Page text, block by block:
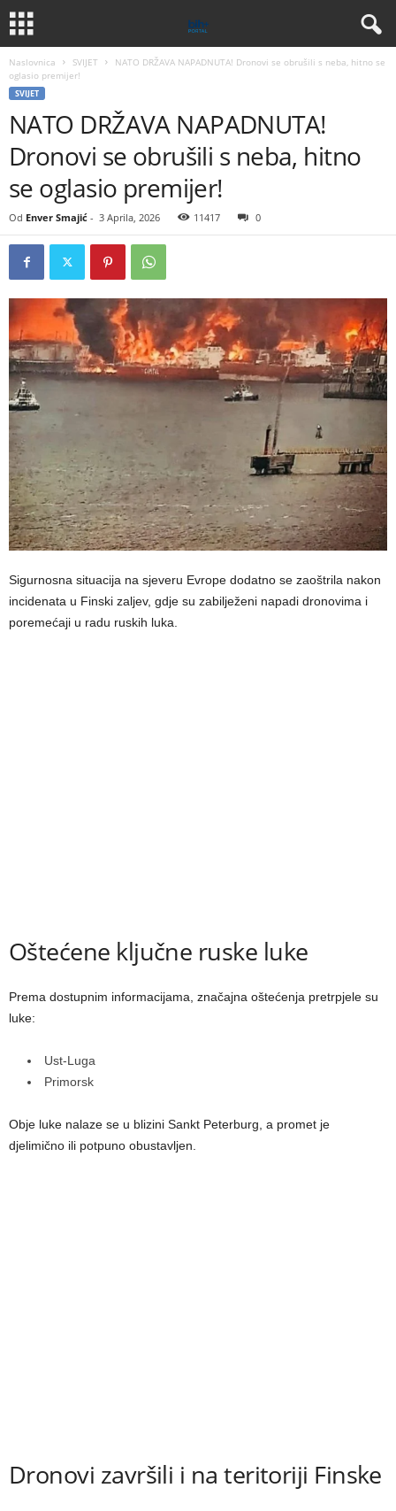
Naslovnica SVIJET
NATO DRŽAVA NAPADNUTA! Dronovi se obrušili s neba, hitno se
oglasio premijer!
SVIJET
NATO DRŽAVA NAPADNUTA!
Dronovi se obrušili s neba, hitno
se oglasio premijer!
Od Enver Smajić - 3 Aprila, 2026 11417 0
Sigurnosna situacija na sjeveru Evrope dodatno se zaoštrila nakon
incidenata u Finski zaljev, gdje su zabilježeni napadi dronovima i
poremećaji u radu ruskih luka.
Oštećene ključne ruske luke
Prema dostupnim informacijama, značajna oštećenja pretrpjele su
luke:
Ust-Luga
Primorsk
Obje luke nalaze se u blizini Sankt Peterburg, a promet je
djelimično ili potpuno obustavljen.
Dronovi završili i na teritoriji Finske